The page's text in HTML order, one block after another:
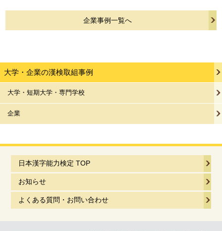
企業事例一覧へ
大学・企業の漢検取組事例
大学・短期大学・専門学校
企業
日本漢字能力検定 TOP
お知らせ
よくある質問・お問い合わせ